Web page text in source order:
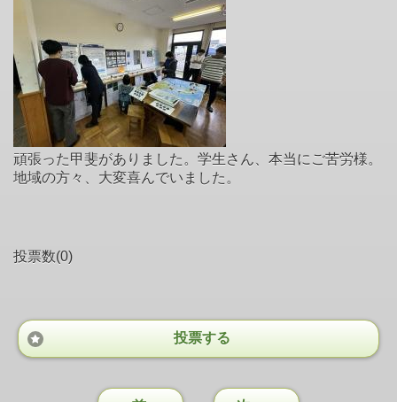
頑張った甲斐がありました。学生さん、本当にご苦労様。
地域の方々、大変喜んでいました。
投票数(0)
投票する